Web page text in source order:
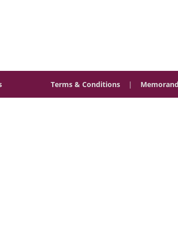
Terms & Conditions |